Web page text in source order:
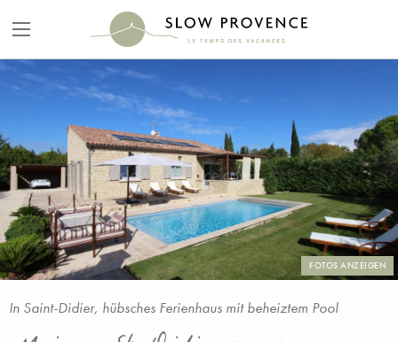
FOTOS ANZEIGEN
In Saint-Didier, hübsches Ferienhaus mit beheiztem Pool